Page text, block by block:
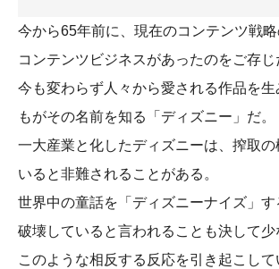
今から65年前に、現在のコンテンツ戦
コンテンツビジネスがあったのをご存じ
今も変わらず人々から愛される作品を
もがその名前を知る「ディズニー」だ。
一大産業と化したディズニーは、搾取の
いると非難されることがある。
世界中の童話を「ディズニーナイズ」
破壊していると言われることも決して少
このような相反する反応を引き起こして